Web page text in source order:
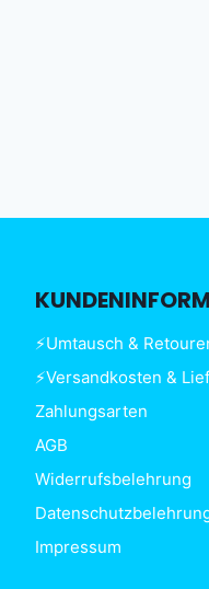
⚡Umtausch &
⚡Versandkosten &
Zahlungsarten
AGB
Widerrufsbelehrung
Impressum